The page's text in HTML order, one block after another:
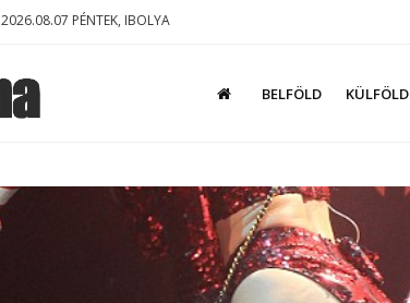
2026.08.07 PÉNTEK, IBOLYA
BELFÖLD KÜLFÖLD